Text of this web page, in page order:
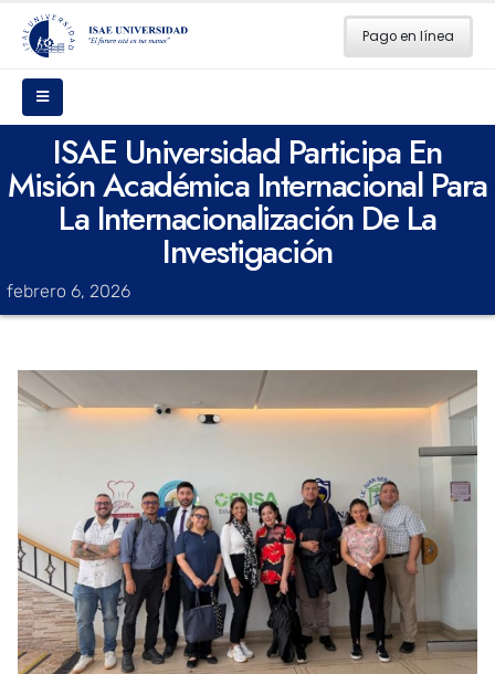
Pago en línea
ISAE Universidad Participa En
Misión Académica Internacional Para
La Internacionalización De La
Investigación
febrero 6, 2026